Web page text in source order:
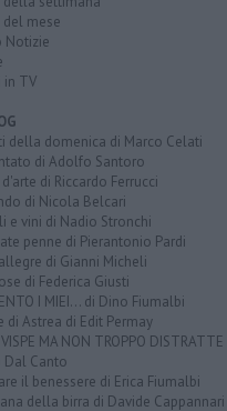
del mese
Notizie
in TV
della domenica di Marco Celati
di Adolfo Santoro
di Riccardo Ferrucci
di Nicola Belcari
e vini di Nadio Stronchi
penne di Pierantonio Pardi
di Gianni Micheli
di Federica Giusti
I MIEI... di Dino Fiumalbi
di Astrea di Edit Permay
MA NON TROPPO DISTRATTE
Dal Canto
il benessere di Erica Fiumalbi
della birra di Davide Cappannari